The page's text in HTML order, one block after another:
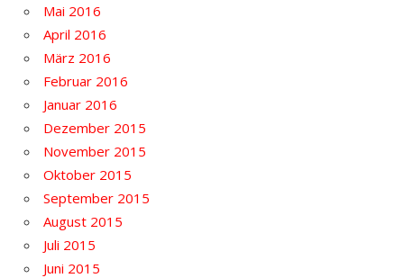
Mai 2016
April 2016
März 2016
Februar 2016
Januar 2016
Dezember 2015
November 2015
Oktober 2015
September 2015
August 2015
Juli 2015
Juni 2015